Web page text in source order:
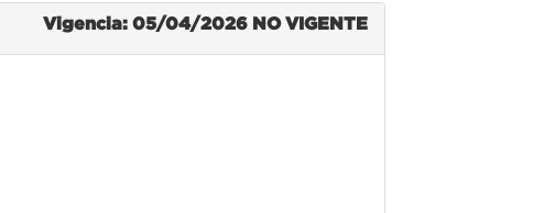
Vigencia: 05/04/2026 NO VIGENTE